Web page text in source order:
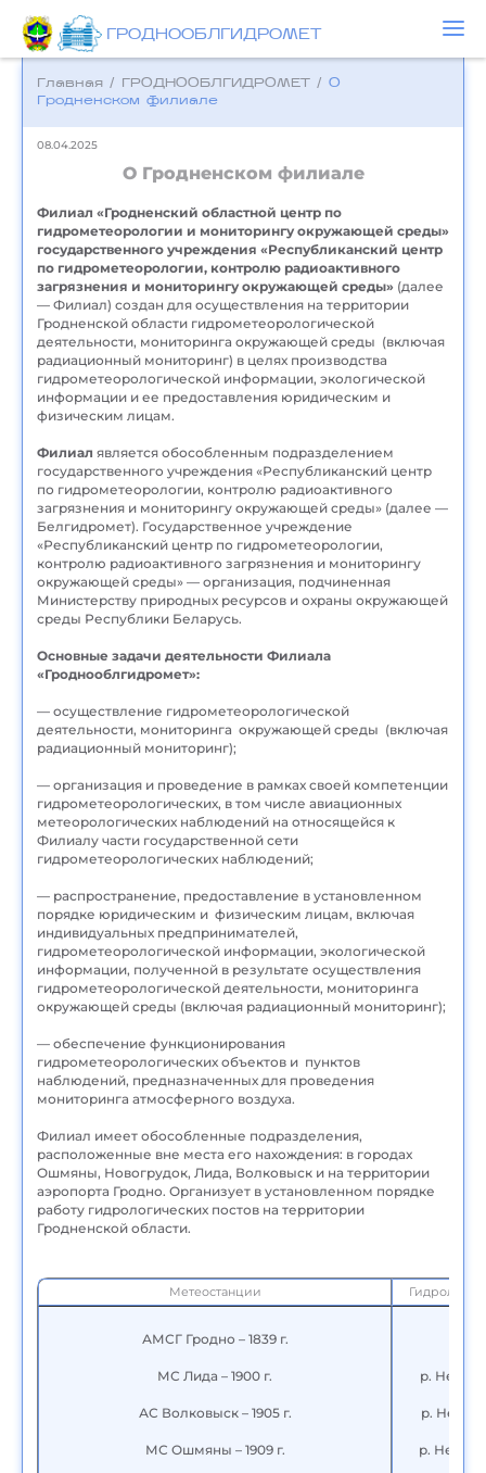
ГРОДНООБЛГИДРОМЕТ
Главная / ГРОДНООБЛГИДРОМЕТ / О
Гродненском филиале
08.04.2025
О Гродненском филиале
Филиал «Гродненский областной центр по
гидрометеорологии и мониторингу окружающей среды»
государственного учреждения «Республиканский центр
по гидрометеорологии, контролю радиоактивного
загрязнения и мониторингу окружающей среды» (далее
— Филиал) создан для осуществления на территории
Гродненской области гидрометеорологической
деятельности, мониторинга окружающей среды (включая
радиационный мониторинг) в целях производства
гидрометеорологической информации, экологической
информации и ее предоставления юридическим и
физическим лицам.
Филиал является обособленным подразделением
государственного учреждения «Республиканский центр
по гидрометеорологии, контролю радиоактивного
загрязнения и мониторингу окружающей среды» (далее —
Белгидромет). Государственное учреждение
«Республиканский центр по гидрометеорологии,
контролю радиоактивного загрязнения и мониторингу
окружающей среды» — организация, подчиненная
Министерству природных ресурсов и охраны окружающей
среды Республики Беларусь.
Основные задачи деятельности Филиала
«Гроднооблгидромет»:
— осуществление гидрометеорологической
деятельности, мониторинга окружающей среды (включая
радиационный мониторинг);
— организация и проведение в рамках своей компетенции
гидрометеорологических, в том числе авиационных
метеорологических наблюдений на относящейся к
Филиалу части государственной сети
гидрометеорологических наблюдений;
— распространение, предоставление в установленном
порядке юридическим и физическим лицам, включая
индивидуальных предпринимателей,
гидрометеорологической информации, экологической
информации, полученной в результате осуществления
гидрометеорологической деятельности, мониторинга
окружающей среды (включая радиационный мониторинг);
— обеспечение функционирования
гидрометеорологических объектов и пунктов
наблюдений, предназначенных для проведения
мониторинга атмосферного воздуха.
Филиал имеет обособленные подразделения,
расположенные вне места его нахождения: в городах
Ошмяны, Новогрудок, Лида, Волковыск и на территории
аэропорта Гродно. Организует в установленном порядке
работу гидрологических постов на территории
Гродненской области.
Метеостанции
АМСГ Гродно – 1839 г.
МС Лида – 1900 г.
АС Волковыск – 1905 г.
МС Ошмяны – 1909 г.
р. Неман
р.
р. Неман